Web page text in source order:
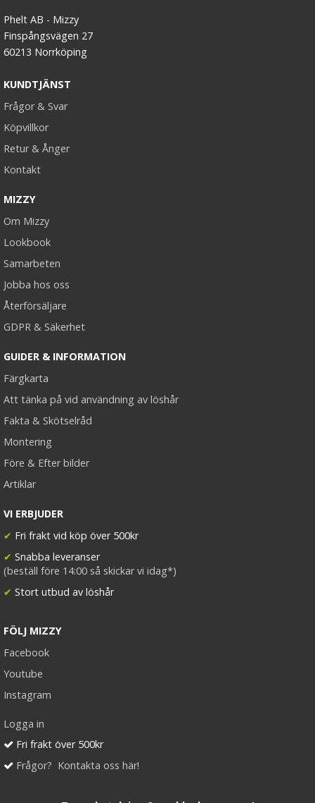
Phelt AB - Mizzy
Finspångsvägen 27
60213 Norrköping
KUNDTJÄNST
Frågor & Svar
Köpvillkor
Retur & Ånger
Kontakt
MIZZY
Om Mizzy
Lookbook
Samarbeten
Jobba hos oss
Återförsäljare
GDPR & Säkerhet
GUIDER & INFORMATION
Färgkarta
Att tänka på vid användning av löshår
Fakta & Skötselråd
Montering
Före & Efter bilder
Artiklar
VI ERBJUDER
✔ Fri frakt vid köp över 500kr
✔ Snabba leveranser
(beställ före 14:00 så skickar vi idag*)
✔ Stort utbud av löshår
FÖLJ MIZZY
Facebook
Youtube
Instagram
Logga in
Fri frakt över 500kr
Frågor? Kontakta oss här!